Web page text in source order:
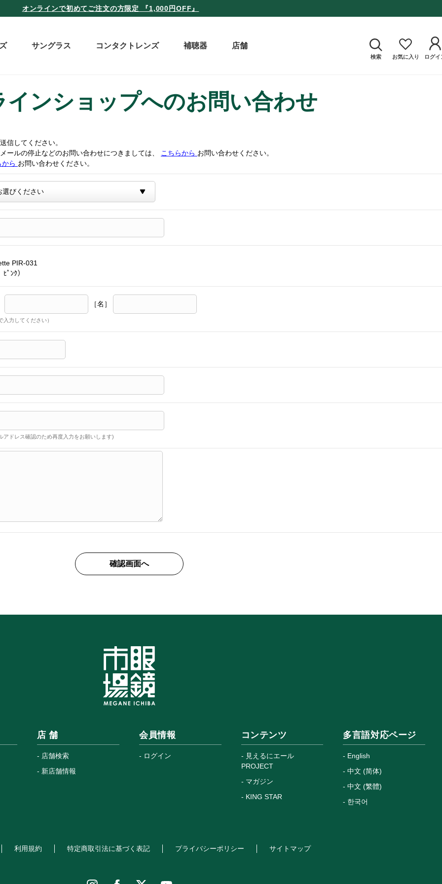
オンラインで初めてご注文の方限定 『1,000円OFF』
サングラス コンタクトレンズ 補聴器 店舗
検索 お気に入り ログイ
インショップへのお問い合わせ
信してください。
ルの停止などのお問い合わせにつきましては、
こちらから お問い合わせください。
ら お問い合わせください。
PIR-031
ﾟﾝｸ）
［名］
入力してください）
アドレス確認のため再度入力をお願いします)
店 舗
店舗検索
新店舗情報
会員情報
ログイン
コンテンツ
見えるにエール
PROJECT
マガジン
KING STAR
多言語対応ページ
English
中文 (简体)
中文 (繁體)
한국어
利用規約 特定商取引法に基づく表記 プライバシーポリシー サイトマップ